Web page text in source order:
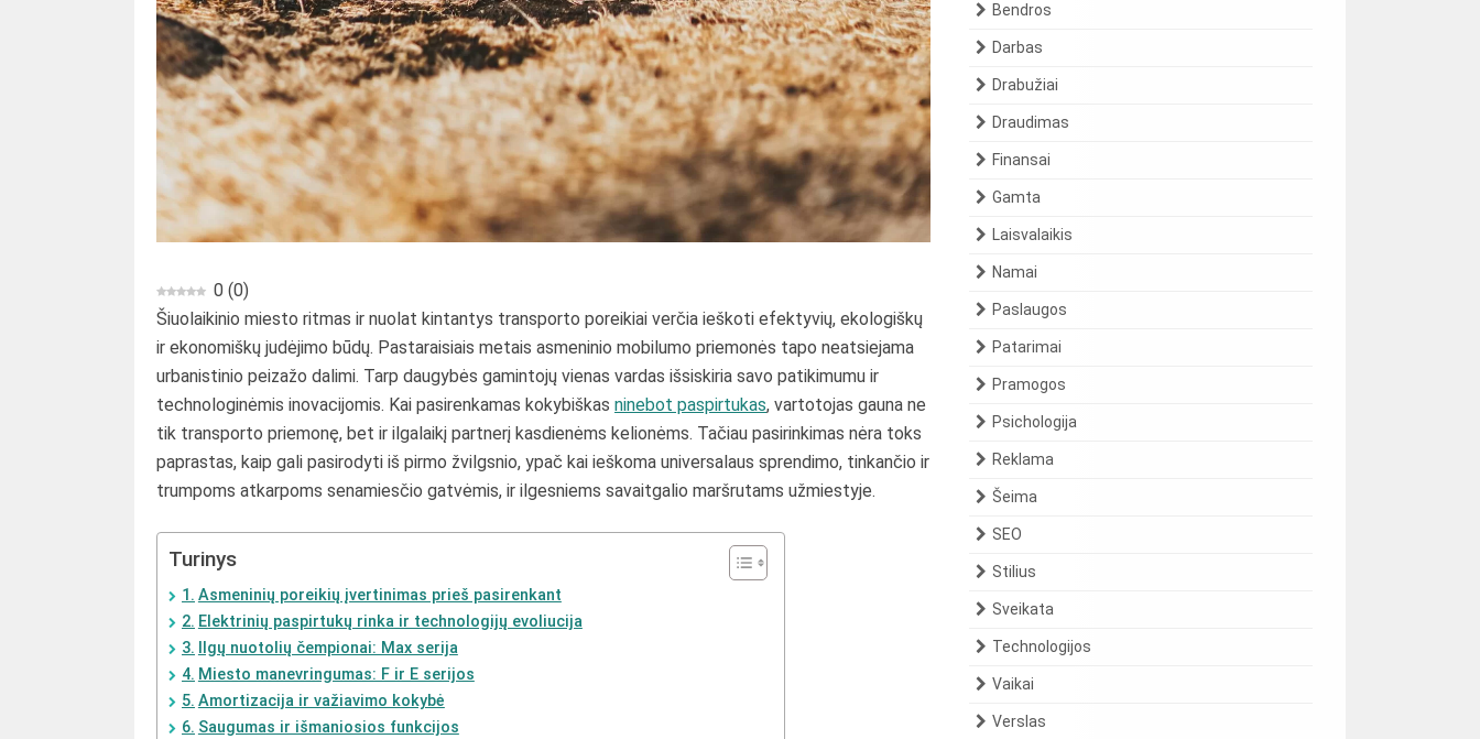
0 (0)
Šiuolaikinio miesto ritmas ir nuolat kintantys transporto poreikiai verčia ieškoti efektyvių, ekologiškų
ir ekonomiškų judėjimo būdų. Pastaraisiais metais asmeninio mobilumo priemonės tapo neatsiejama
urbanistinio peizažo dalimi. Tarp daugybės gamintojų vienas vardas išsiskiria savo patikimumu ir
technologinėmis inovacijomis. Kai pasirenkamas kokybiškas ninebot paspirtukas, vartotojas gauna ne
tik transporto priemonę, bet ir ilgalaikį partnerį kasdienėms kelionėms. Tačiau pasirinkimas nėra toks
paprastas, kaip gali pasirodyti iš pirmo žvilgsnio, ypač kai ieškoma universalaus sprendimo, tinkančio ir
trumpoms atkarpoms senamiesčio gatvėmis, ir ilgesniems savaitgalio maršrutams užmiestyje.
Turinys
Asmeninių poreikių įvertinimas prieš pasirenkant
Elektrinių paspirtukų rinka ir technologijų evoliucija
Ilgų nuotolių čempionai: Max serija
Miesto manevringumas: F ir E serijos
Amortizacija ir važiavimo kokybė
Saugumas ir išmaniosios funkcijos
Bendros
Darbas
Drabužiai
Draudimas
Finansai
Gamta
Laisvalaikis
Namai
Paslaugos
Patarimai
Pramogos
Psichologija
Reklama
Šeima
SEO
Stilius
Sveikata
Technologijos
Vaikai
Verslas